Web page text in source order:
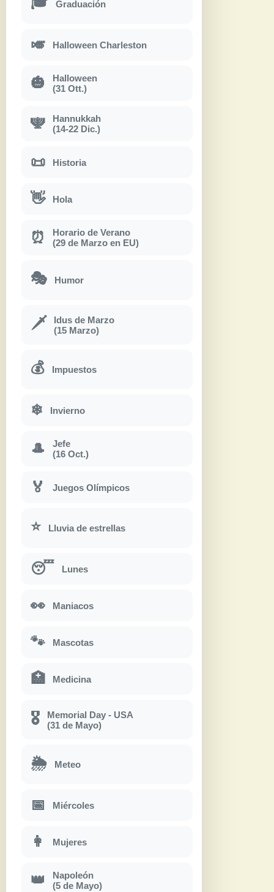
Graduación
🎺 Halloween Charleston
🎃
Halloween
(31 Ott.)
🕎
Hannukkah
(14-22 Dic.)
📜 Historia
👋 Hola
⏰
Horario de Verano
(29 de Marzo en EU)
🎭 Humor
🗡
Idus de Marzo
(15 Marzo)
💰 Impuestos
❄ Invierno
🎩
Jefe
(16 Oct.)
🏅 Juegos Olímpicos
⭐ Lluvia de estrellas
😴 Lunes
👀 Maniacos
🐾 Mascotas
🏥 Medicina
🎖
Memorial Day - USA
(31 de Mayo)
🌦 Meteo
📅 Miércoles
👩 Mujeres
👑
Napoleón
(5 de Mayo)